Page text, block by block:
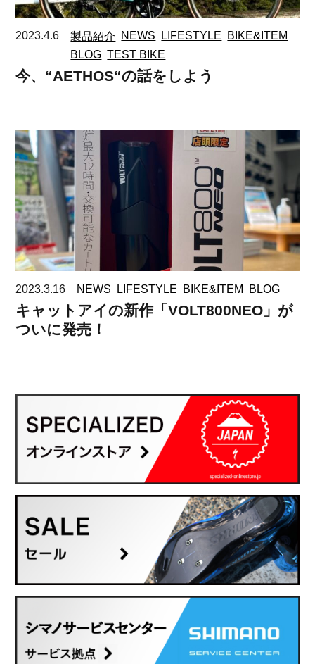
2023.4.6 製品紹介 NEWS LIFESTYLE
BIKE&ITEM
BLOG TEST BIKE
今、“AETHOS“の話をしよう
2023.3.16 NEWS LIFESTYLE BIKE&ITEM BLOG
キャットアイの新作「VOLT800NEO」が
ついに発売！